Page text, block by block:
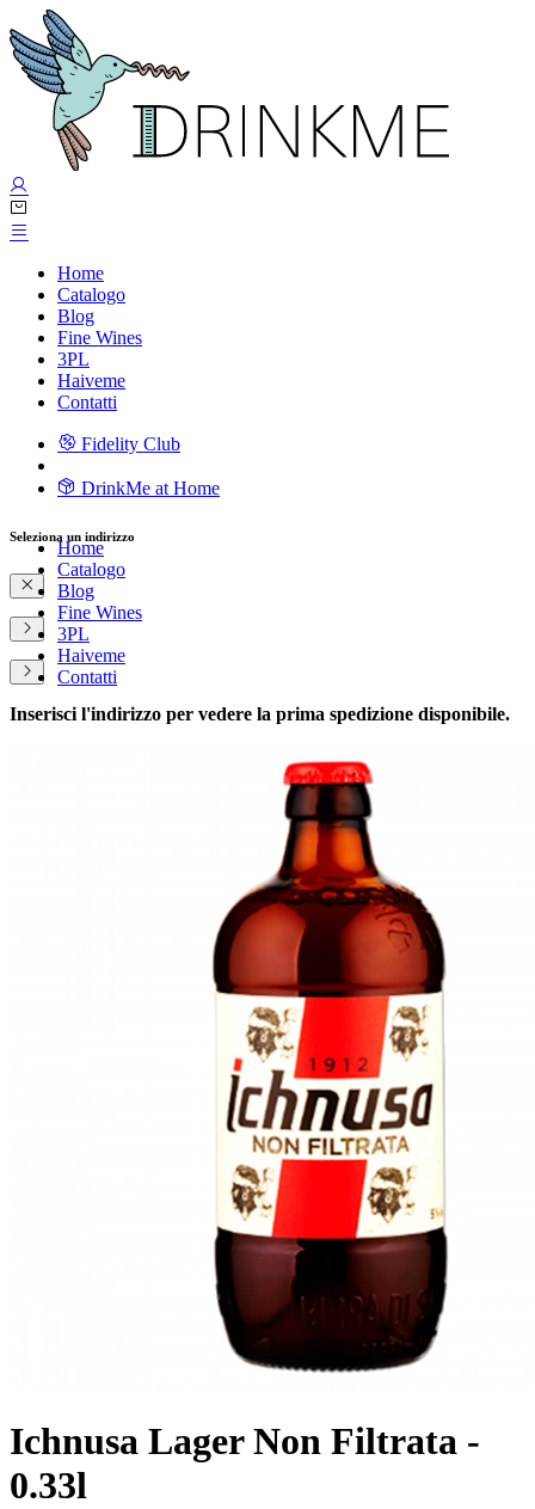
Home
Catalogo
Blog
Fine Wines
3PL
Haiveme
Contatti
Fidelity Club
DrinkMe at Home
Home
Catalogo
Blog
Fine Wines
3PL
Haiveme
Contatti
Seleziona un indirizzo
Inserisci l'indirizzo per vedere la prima spedizione disponibile.
Ichnusa Lager Non Filtrata -
0.33l